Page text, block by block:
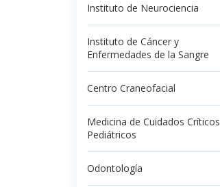
Instituto de Neurociencia
Instituto de Cáncer y
Enfermedades de la Sangre
Centro Craneofacial
Medicina de Cuidados Críticos
Pediátricos
Odontología